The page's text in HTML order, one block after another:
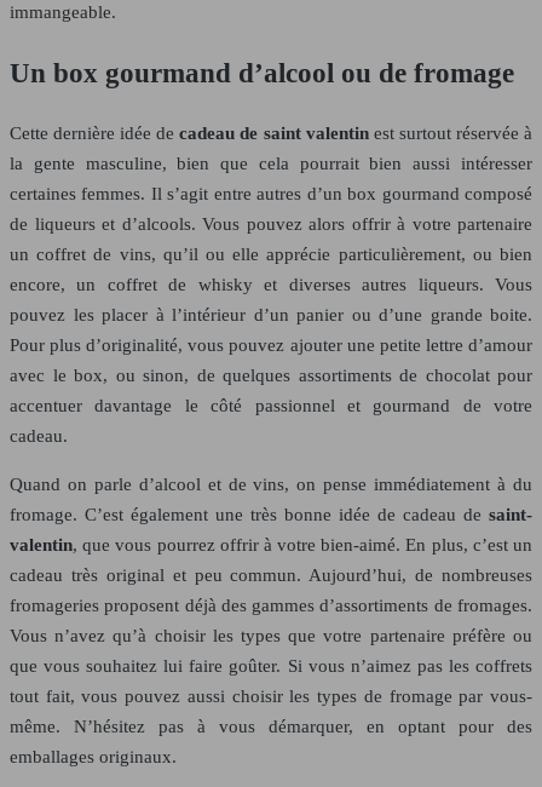
immangeable.
Un box gourmand d’alcool ou de fromage
Cette dernière idée de cadeau de saint valentinest surtout réservée à
la gente masculine, bien que cela pourrait bien aussi intéresser
certaines femmes. Il s’agit entre autres d’un box gourmand composé
de liqueurs et d’alcools. Vous pouvez alors offrir à votre partenaire
un coffret de vins, qu’il ou elle apprécie particulièrement, ou bien
encore, un coffret de whisky et diverses autres liqueurs. Vous
pouvez les placer à l’intérieur d’un panier ou d’une grande boite.
Pour plus d’originalité, vous pouvez ajouter une petite lettre d’amour
avec le box, ou sinon, de quelques assortiments de chocolat pour
accentuer davantage le côté passionnel et gourmand de votre
cadeau.
Quand on parle d’alcool et de vins, on pense immédiatement à du
fromage. C’est également une très bonne idée de cadeau de saint-
valentin, que vous pourrez offrir à votre bien-aimé. En plus, c’est un
cadeau très original et peu commun. Aujourd’hui, de nombreuses
fromageries proposent déjà des gammes d’assortiments de fromages.
Vous n’avez qu’à choisir les types que votre partenaire préfère ou
que vous souhaitez lui faire goûter. Si vous n’aimez pas les coffrets
tout fait, vous pouvez aussi choisir les types de fromage par vous-
même. N’hésitez pas à vous démarquer, en optant pour des
emballages originaux.